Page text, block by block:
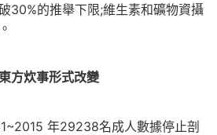
30%的推舉下限;維生素和礦物資攝
方炊事形式改變
年29238名成人數據停止剖